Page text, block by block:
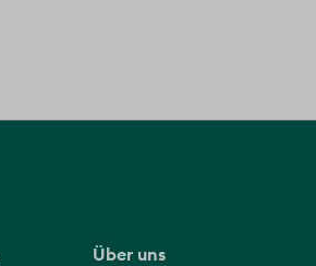
Über uns